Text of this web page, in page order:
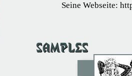
Seine Webseite: